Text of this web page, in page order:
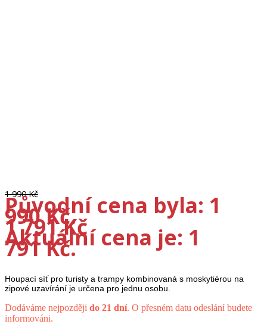
1 990Kč
Původní cena byla: 1
990 Kč.
1 791Kč
Aktuální cena je: 1
791 Kč.
Houpací síť pro turisty a trampy kombinovaná s moskytiérou na
zipové uzavírání je určena pro jednu osobu.
Dodáváme nejpozději do 21 dní. O přesném datu odeslání budete
informováni.